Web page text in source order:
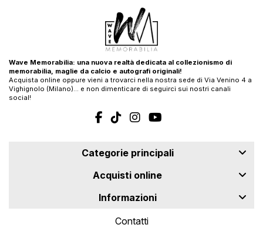
Wave Memorabilia: una nuova realtà dedicata al collezionismo di
memorabilia, maglie da calcio e autografi originali!
Acquista online oppure vieni a trovarci nella nostra sede di Via Venino 4 a
Vighignolo (Milano)… e non dimenticare di seguirci sui nostri canali
social!
Categorie principali
Acquisti online
Informazioni
Contatti